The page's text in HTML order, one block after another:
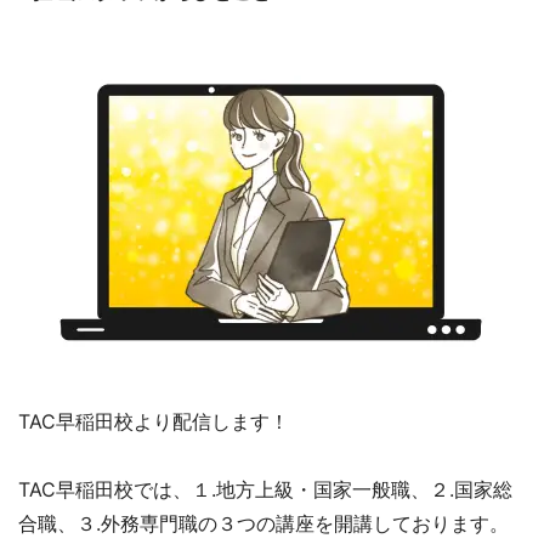
TAC早稲田校より配信します！
TAC早稲田校では、１.地方上級・国家一般職、２.国家総
合職、３.外務専門職の３つの講座を開講しております。